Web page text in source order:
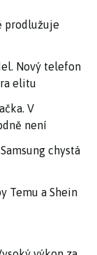
prodlužuje
Nový telefon
elitu
V
není
chystá
Temu a Shein